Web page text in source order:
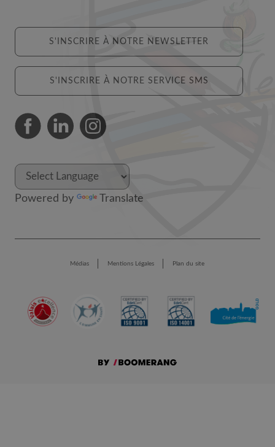
S'INSCRIRE À NOTRE NEWSLETTER
S'INSCRIRE À NOTRE SERVICE SMS
Powered by Translate
Médias Mentions Légales Plan du site